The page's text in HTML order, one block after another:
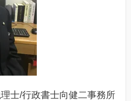
士/行政書士向健二事務所